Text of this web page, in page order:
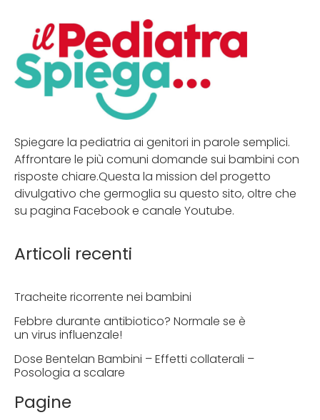
Spiegare la pediatria ai genitori in parole semplici.
Affrontare le più comuni domande sui bambini con
risposte chiare.Questa la mission del progetto
divulgativo che germoglia su questo sito, oltre che
su pagina Facebook e canale Youtube.
Articoli recenti
Tracheite ricorrente nei bambini
Febbre durante antibiotico? Normale se è
un virus influenzale!
Dose Bentelan Bambini – Effetti collaterali –
Posologia a scalare
Pagine